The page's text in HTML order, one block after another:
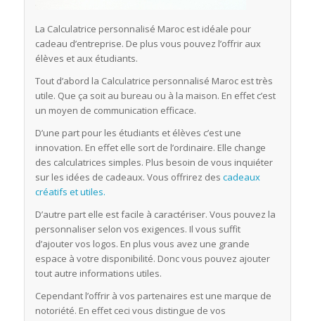
La Calculatrice personnalisé Maroc est idéale pour
cadeau d’entreprise. De plus vous pouvez l’offrir aux
élèves et aux étudiants.
Tout d’abord la Calculatrice personnalisé Maroc est très
utile. Que ça soit au bureau ou à la maison. En effet c’est
un moyen de communication efficace.
D’une part pour les étudiants et élèves c’est une
innovation. En effet elle sort de l’ordinaire. Elle change
des calculatrices simples. Plus besoin de vous inquiéter
sur les idées de cadeaux. Vous offrirez des cadeaux
créatifs et utiles.
D’autre part elle est facile à caractériser. Vous pouvez la
personnaliser selon vos exigences. Il vous suffit
d’ajouter vos logos. En plus vous avez une grande
espace à votre disponibilité. Donc vous pouvez ajouter
tout autre informations utiles.
Cependant l’offrir à vos partenaires est une marque de
notoriété. En effet ceci vous distingue de vos